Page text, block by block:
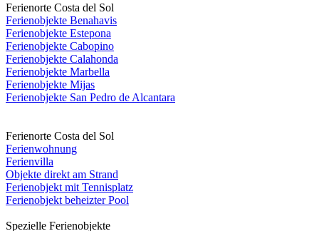
Ferienorte Costa del Sol
Ferienobjekte Benahavis
Ferienobjekte Estepona
Ferienobjekte Cabopino
Ferienobjekte Calahonda
Ferienobjekte Marbella
Ferienobjekte Mijas
Ferienobjekte San Pedro de Alcantara
Ferienorte Costa del Sol
Ferienwohnung
Ferienvilla
Objekte direkt am Strand
Ferienobjekt mit Tennisplatz
Ferienobjekt beheizter Pool
Spezielle Ferienobjekte